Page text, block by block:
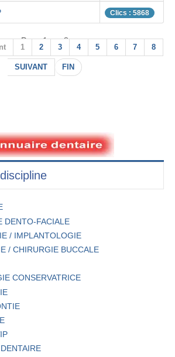
Clics : 5868
Page 1 sur 8
1 2 3 4 5 6 7 8
SUIVANT FIN
DENTO-FACIALE
/ IMPLANTOLOGIE
/ CHIRURGIE BUCCALE
CONSERVATRICE